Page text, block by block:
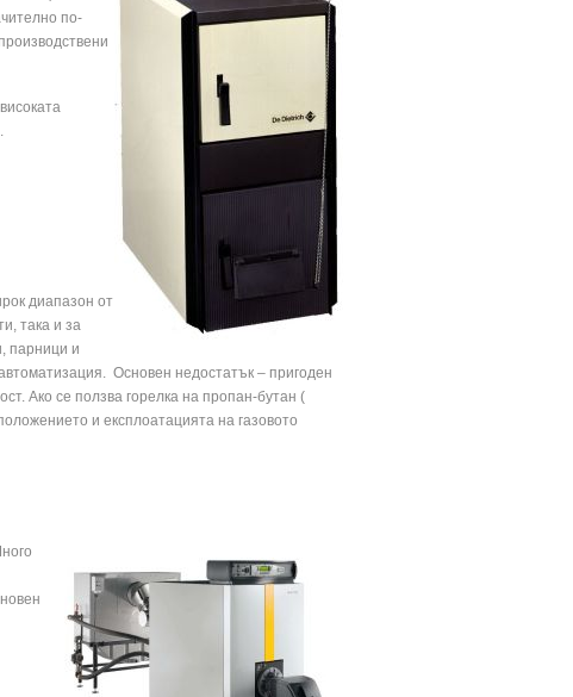
по-
диапазон от
така и за
парници и
Основен недостатък – пригоден
Ако се ползва горелка на пропан-бутан (
и експлоатацията на газовото